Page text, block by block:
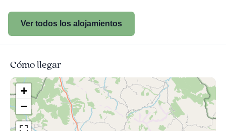
Ver todos los alojamientos
Cómo llegar
+
−